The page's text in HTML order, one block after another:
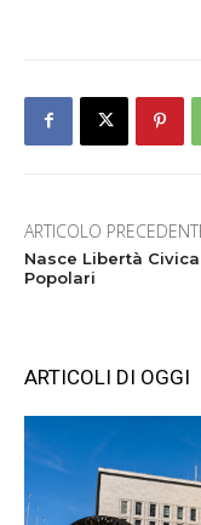
ARTICOLO
Nasce Libertà Civica
Popolari
ARTICOLI DI OGGI